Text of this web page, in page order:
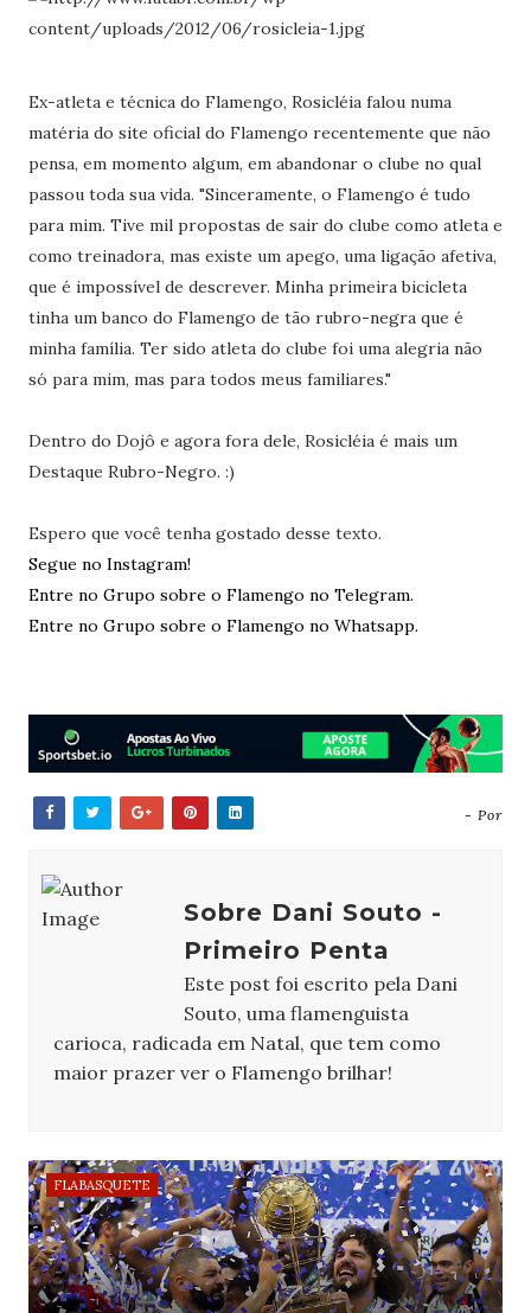
Ex-atleta e técnica do Flamengo, Rosicléia falou numa
matéria do site oficial do Flamengo recentemente que não
pensa, em momento algum, em abandonar o clube no qual
passou toda sua vida. "Sinceramente, o Flamengo é tudo
para mim. Tive mil propostas de sair do clube como atleta e
como treinadora, mas existe um apego, uma ligação afetiva,
que é impossível de descrever. Minha primeira bicicleta
tinha um banco do Flamengo de tão rubro-negra que é
minha família. Ter sido atleta do clube foi uma alegria não
só para mim, mas para todos meus familiares."
Dentro do Dojô e agora fora dele, Rosicléia é mais um
Destaque Rubro-Negro. :)
Espero que você tenha gostado desse texto.
Segue no Instagram!
Entre no Grupo sobre o Flamengo no Telegram.
Entre no Grupo sobre o Flamengo no Whatsapp.
- Por
Sobre Dani Souto -
Primeiro Penta
Este post foi escrito pela Dani
Souto, uma flamenguista
carioca, radicada em Natal, que tem como
maior prazer ver o Flamengo brilhar!
FLABASQUETE